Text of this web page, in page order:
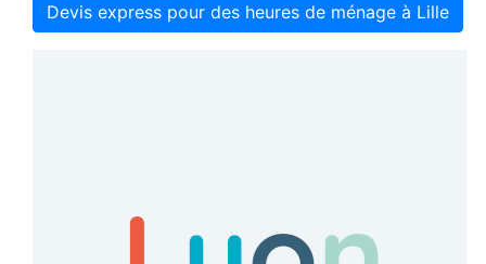
Devis express pour des heures de ménage à Lille